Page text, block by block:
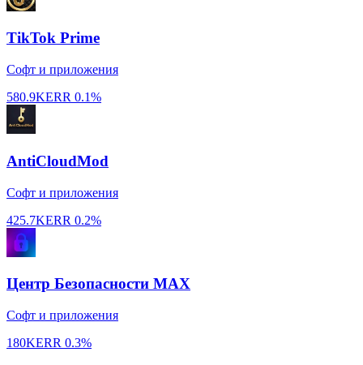
TikTok Prime
Софт и приложения
580.9KERR 0.1%
AntiCloudMod
Софт и приложения
425.7KERR 0.2%
Центр Безопасности MAX
Софт и приложения
180KERR 0.3%